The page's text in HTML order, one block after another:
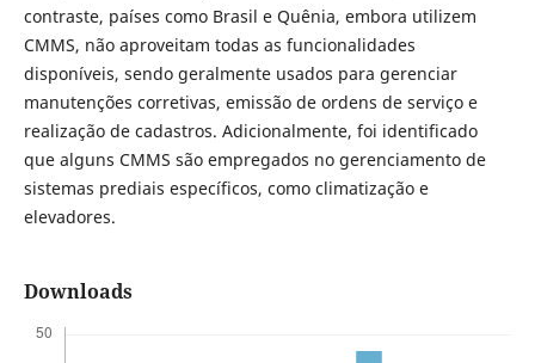
contraste, países como Brasil e Quênia, embora utilizem
CMMS, não aproveitam todas as funcionalidades
disponíveis, sendo geralmente usados para gerenciar
manutenções corretivas, emissão de ordens de serviço e
realização de cadastros. Adicionalmente, foi identificado
que alguns CMMS são empregados no gerenciamento de
sistemas prediais específicos, como climatização e
elevadores.
Downloads